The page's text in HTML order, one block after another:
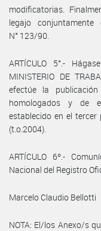
modificatorias.
legajo
N° 123/90.
ARTÍCULO 5°.-
MINISTERIO DE
efectúe la
homologados y de
establecido en el
(t.o.2004).
ARTÍCULO 6º.-
Nacional del Registro
Marcelo Claudio Bellotti
NOTA: El/los Anexo/s